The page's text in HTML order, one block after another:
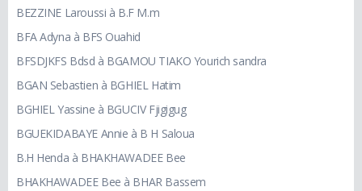
BEZZINE Laroussi à B.F M.m
BFA Adyna à BFS Ouahid
BFSDJKFS Bdsd à BGAMOU TIAKO Yourich sandra
BGAN Sebastien à BGHIEL Hatim
BGHIEL Yassine à BGUCIV Fjigigug
BGUEKIDABAYE Annie à B H Saloua
B.H Henda à BHAKHAWADEE Bee
BHAKHAWADEE Bee à BHAR Bassem